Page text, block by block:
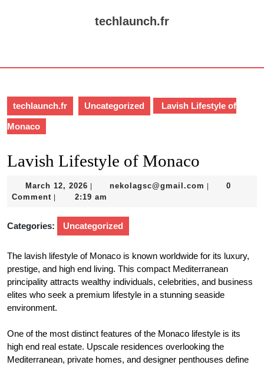
techlaunch.fr
techlaunch.fr Uncategorized Lavish Lifestyle of
Monaco
Lavish Lifestyle of Monaco
March 12, 2026 March
12,
nekolagsc@gmail.com
0
Comment
2:19 am
Categories: Uncategorized
The lavish lifestyle of Monaco is known worldwide for its luxury,
prestige, and high end living. This compact Mediterranean
principality attracts wealthy individuals, celebrities, and business
elites who seek a premium lifestyle in a stunning seaside
environment.
One of the most distinct features of the Monaco lifestyle is its
high end real estate. Upscale residences overlooking the
Mediterranean, private homes, and designer penthouses define